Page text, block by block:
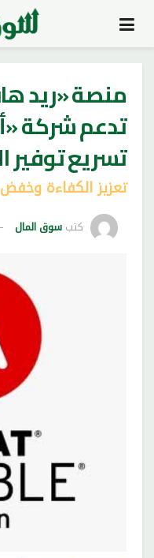
منصة «ريد
تدعم شركة
تسريع توفير
تعزيز الكفاءة
كتب سوق المال